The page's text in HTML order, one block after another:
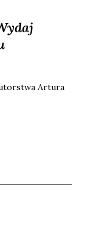
Artu­ra